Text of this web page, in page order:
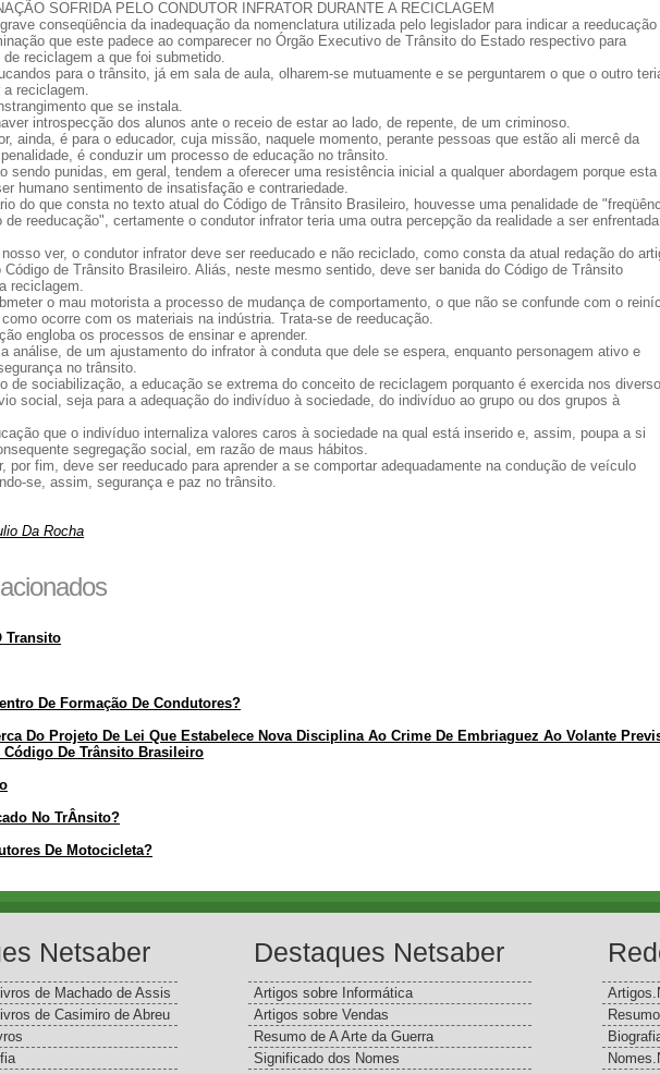
SOFRIDA PELO CONDUTOR INFRATOR DURANTE A RECICLAGEM
conseqüência da inadequação da nomenclatura utilizada pelo legislador para indicar a reeducação
que este padece ao comparecer no Órgão Executivo de Trânsito do Estado respectivo para
reciclagem a que foi submetido.
para o trânsito, já em sala de aula, olharem-se mutuamente e se perguntarem o que o outro
reciclagem.
que se instala.
introspecção dos alunos ante o receio de estar ao lado, de repente, de um criminoso.
ainda, é para o educador, cuja missão, naquele momento, perante pessoas que estão ali mercê da
é conduzir um processo de educação no trânsito.
sendo punidas, em geral, tendem a oferecer uma resistência inicial a qualquer abordagem porque esta
humano sentimento de insatisfação e contrariedade.
do que consta no texto atual do Código de Trânsito Brasileiro, houvesse uma penalidade de
de reeducação", certamente o condutor infrator teria uma outra percepção da realidade a ser
ver, o condutor infrator deve ser reeducado e não reciclado, como consta da atual redação do
de Trânsito Brasileiro. Aliás, neste mesmo sentido, deve ser banida do Código de Trânsito
reciclagem.
o mau motorista a processo de mudança de comportamento, o que não se confunde com o
ocorre com os materiais na indústria. Trata-se de reeducação.
engloba os processos de ensinar e aprender.
análise, de um ajustamento do infrator à conduta que dele se espera, enquanto personagem ativo e
no trânsito.
de sociabilização, a educação se extrema do conceito de reciclagem porquanto é exercida nos
social, seja para a adequação do indivíduo à sociedade, do indivíduo ao grupo ou dos grupos à
que o indivíduo internaliza valores caros à sociedade na qual está inserido e, assim, poupa a si
segregação social, em razão de maus hábitos.
por fim, deve ser reeducado para aprender a se comportar adequadamente na condução de veículo
se, assim, segurança e paz no trânsito.
Da Rocha
Transito
De Formação De Condutores?
Do Projeto De Lei Que Estabelece Nova Disciplina Ao Crime De Embriaguez Ao Volante
Código De Trânsito Brasileiro
No TrÂnsito?
De Motocicleta?
Netsaber
de Machado de Assis
de Casimiro de Abreu
Destaques Netsaber
Artigos sobre Informática
Artigos sobre Vendas
Resumo de A Arte da Guerra
Significado dos Nomes